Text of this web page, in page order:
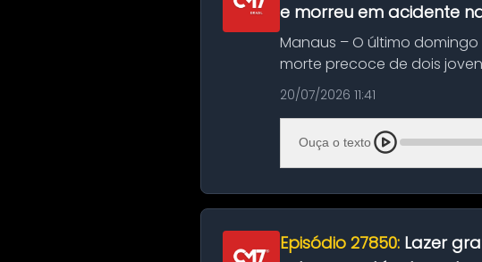
e morreu em acidente
Manaus – O último
morte precoce de dois
típico café regio...
20/07/2026 11:41
Ouça o texto
Episódio 27850: Lazer